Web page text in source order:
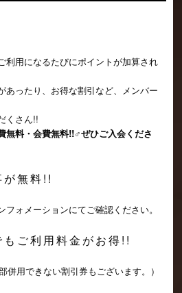
利用になるたびにポイントが加算され
あったり、お得な割引など、メンバー
くさん!!
無料・会費無料!!♂ぜひご入会くださ
が無料!!
ォメーションにてご確認ください。
もご利用料金がお得!!
併用できない割引券もございます。）